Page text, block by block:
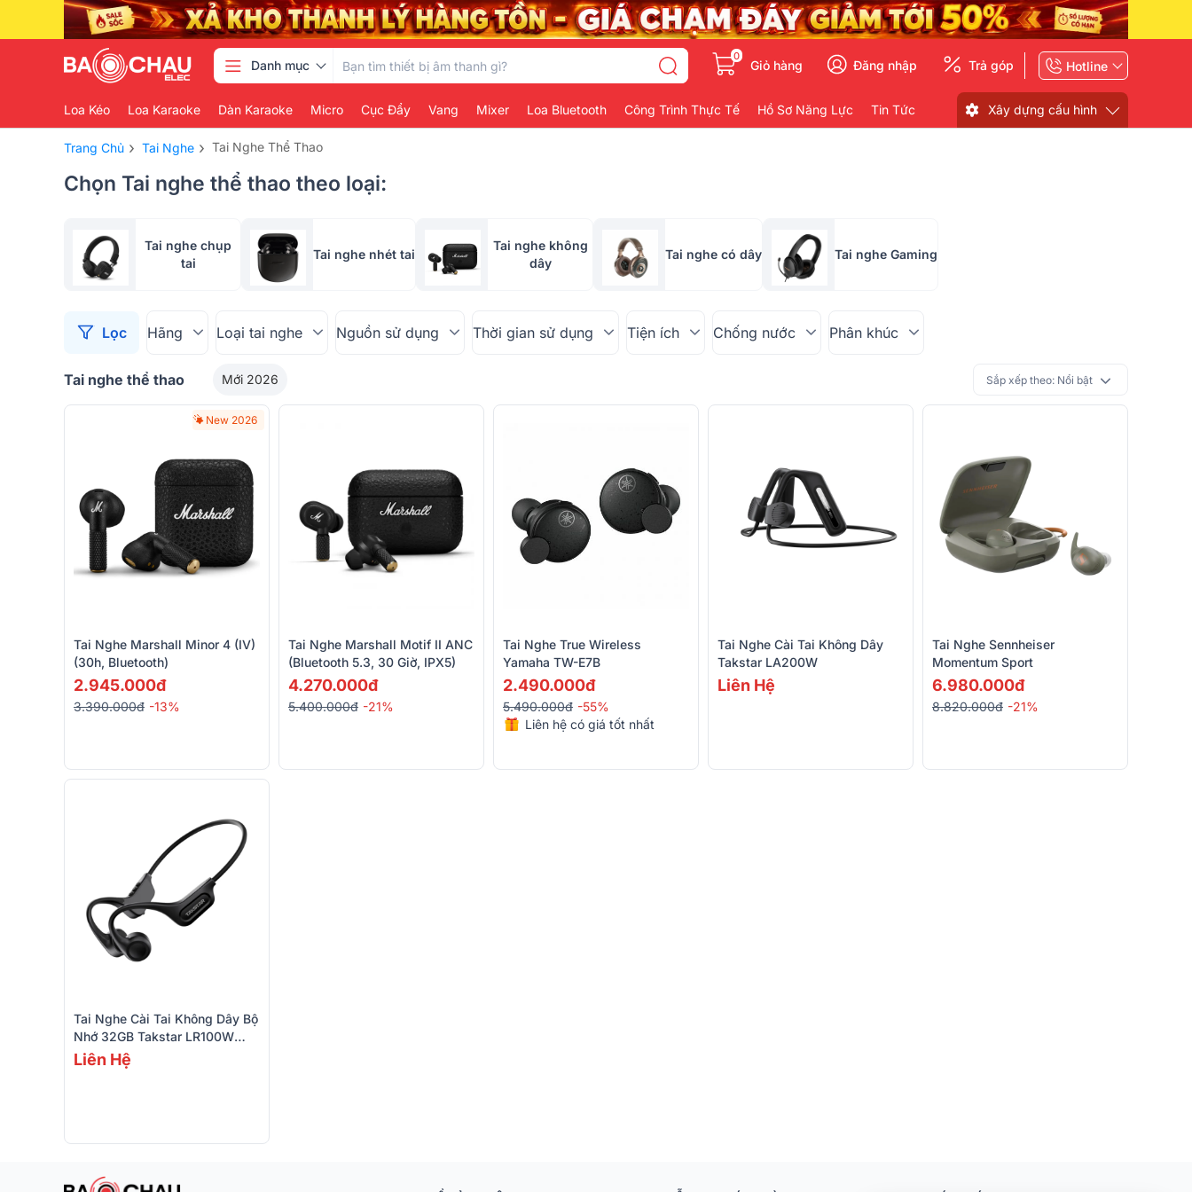
Danh mục
0
Giỏ hàng Đăng nhập Trả góp Hotline
Loa Kéo Loa Karaoke Dàn Karaoke Micro Cục Đẩy Vang Mixer Loa Bluetooth Công Trình Thực Tế Hồ Sơ Năng Lực Tin Tức Xây dựng cấu hình
Trang Chủ › Tai Nghe › Tai Nghe Thể Thao
Chọn Tai nghe thể thao theo loại:
Tai nghe chụp
tai
Tai nghe nhét tai
Tai nghe không
dây
Tai nghe có dây Tai nghe Gaming
Lọc Hãng Loại tai nghe Nguồn sử dụng Thời gian sử dụng Tiện ích Chống nước Phân khúc
Tai nghe thể thao Mới 2026 Sắp xếp theo: Nổi bật
New 2026
Tai Nghe Marshall Minor 4 (IV)
(30h, Bluetooth)
2.945.000đ
3.390.000đ -13%
Tai Nghe Marshall Motif II ANC
(Bluetooth 5.3, 30 Giờ, IPX5)
4.270.000đ
5.400.000đ -21%
Tai Nghe True Wireless
Yamaha TW-E7B
2.490.000đ
5.490.000đ -55%
Liên hệ có giá tốt nhất
Tai Nghe Cài Tai Không Dây
Takstar LA200W
Liên Hệ
Tai Nghe Sennheiser
Momentum Sport
6.980.000đ
8.820.000đ -21%
Tai Nghe Cài Tai Không Dây Bộ
Nhớ 32GB Takstar LR100W
(TF)
Liên Hệ